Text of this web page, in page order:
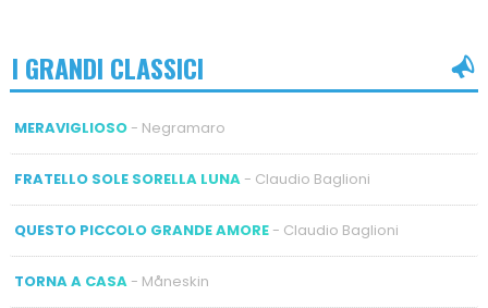
I GRANDI CLASSICI
MERAVIGLIOSO- Negramaro
FRATELLO SOLE SORELLA LUNA- Claudio Baglioni
QUESTO PICCOLO GRANDE AMORE- Claudio Baglioni
TORNA A CASA- Måneskin